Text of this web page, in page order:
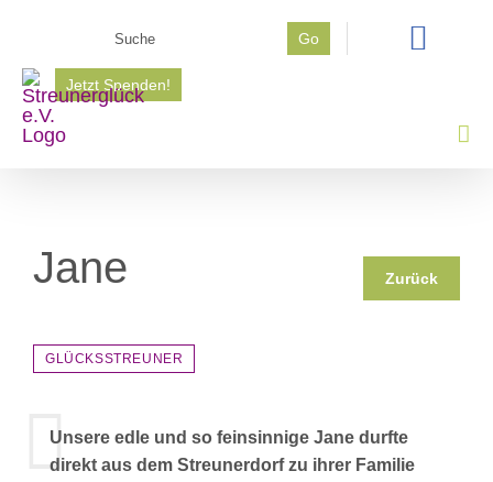
springen
Go
Jetzt Spenden!
Jane Zurück
GLÜCKSSTREUNER
Unsere edle und so feinsinnige Jane durfte
direkt aus dem Streunerdorf zu ihrer Familie